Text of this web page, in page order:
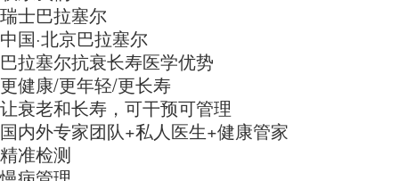
瑞士巴拉塞尔
中国·北京巴拉塞尔
巴拉塞尔抗衰长寿医学优势
更健康/更年轻/更长寿
让衰老和长寿，可干预可管理
国内外专家团队+私人医生+健康管家
精准检测